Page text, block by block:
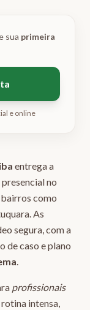
sua primeira
e online
entrega a
no
como
As
segura, com a
de caso e plano
.
profissionais
rotina intensa,